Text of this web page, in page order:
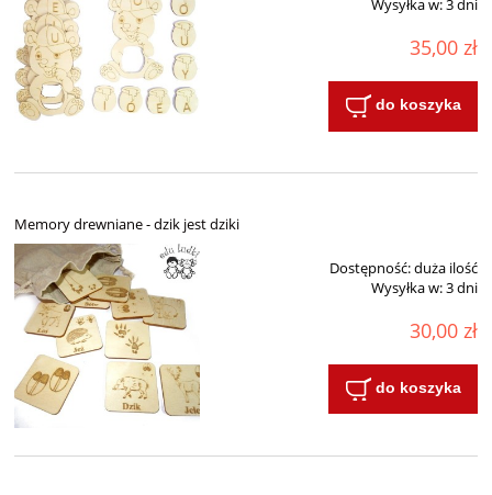
Wysyłka w:3 dni
35,00 zł
do koszyka
Memory drewniane - dzik jest dziki
Dostępność:duża ilość
Wysyłka w:3 dni
30,00 zł
do koszyka